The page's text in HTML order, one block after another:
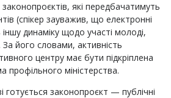
які передбачатимуть
(спікер зауважив, що електронні
динаміку щодо участі молоді,
його словами, активність
центру має бути підкріплена
міністерства.
готується законопроєкт — публічні